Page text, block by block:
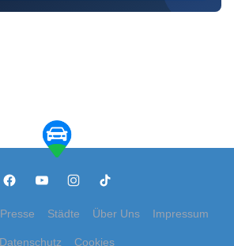
Presse Städte Über Uns Impressum
Datenschutz Cookies